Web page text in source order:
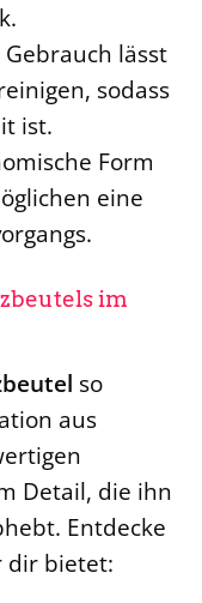
lässt
sodass
ist.
Form
eine
im
so
aus
Detail, die ihn
Entdecke
dir bietet: